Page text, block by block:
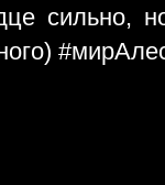
сильно,